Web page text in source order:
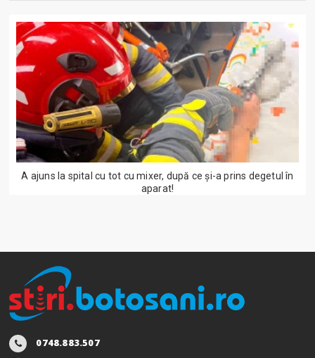
A ajuns la spital cu tot cu mixer, după ce și-a prins degetul în
aparat!
0748.883.507